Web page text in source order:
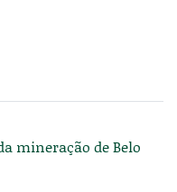
mineração de Belo